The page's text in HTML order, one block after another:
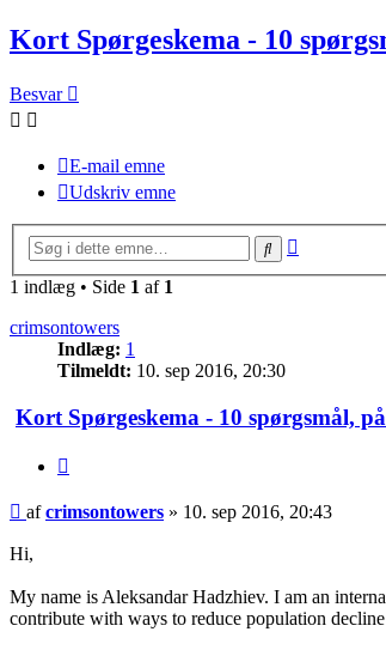
Kort Spørgeskema - 10
Besvar
E-mail emne
Udskriv emne
Søg
1 indlæg • Side 1 af 1
crimsontowers
Indlæg: 1
Tilmeldt: 10. sep 2016, 20:30
Kort Spørgeskema - 10 spørgsmål,
Indlæg
afcrimsontowers » 10. sep 2016, 20:43
Hi,
My name is Aleksandar Hadzhiev. I am an
contribute with ways to reduce population